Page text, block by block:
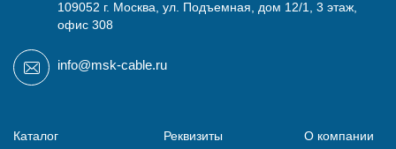
109052 г. Москва, ул. Подъемная, дом 12/1, 3 этаж,
офис 308
info@msk-cable.ru
Каталог Реквизиты О компании